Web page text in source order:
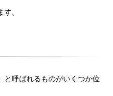
す。
」と呼ばれるものがいくつか位